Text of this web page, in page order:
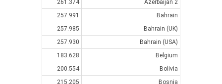
Azerbaijan 2
261.374
Bahrain
257.991
Bahrain (UK)
257.985
Bahrain (USA)
257.930
Belgium
183.628
Bolivia
200.554
Bosnia
215.205